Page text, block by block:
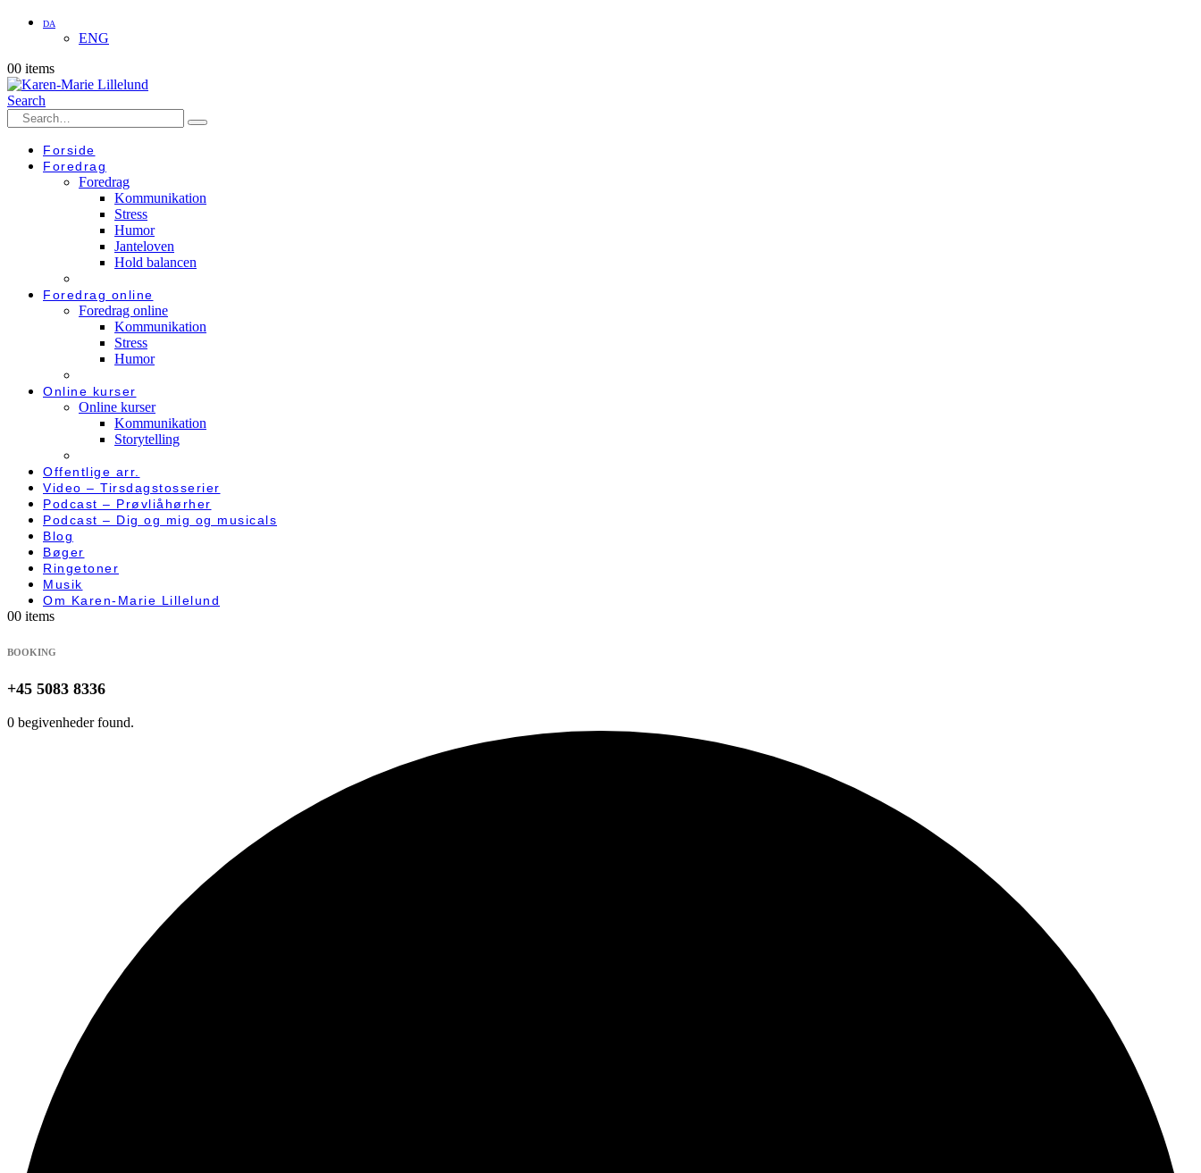
DA
ENG
00 items
Search
Forside
Foredrag
Foredrag
Kommunikation
Stress
Humor
Janteloven
Hold balancen
Foredrag online
Foredrag online
Kommunikation
Stress
Humor
Online kurser
Online kurser
Kommunikation
Storytelling
Offentlige arr.
Video – Tirsdagstosserier
Podcast – Prøvliåhørher
Podcast – Dig og mig og musicals
Blog
Bøger
Ringetoner
Musik
Om Karen-Marie Lillelund
00 items
BOOKING
+45 5083 8336
0 begivenheder found.